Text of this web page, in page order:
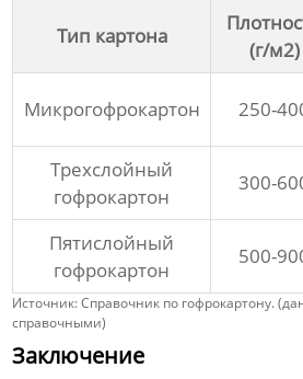
Тип картона
(г/м2)
Микрогофрокартон 250-
Трехслойный
гофрокартон
300-
Пятислойный
гофрокартон
500-
Источник: Справочник по гофрокартону.
справочными)
Заключение